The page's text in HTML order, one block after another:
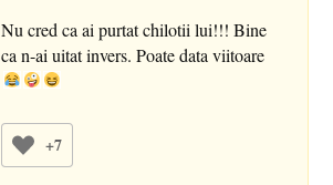
Nu cred ca ai purtat chilotii lui!!! Bine
ca n-ai uitat invers. Poate data viitoare
+7